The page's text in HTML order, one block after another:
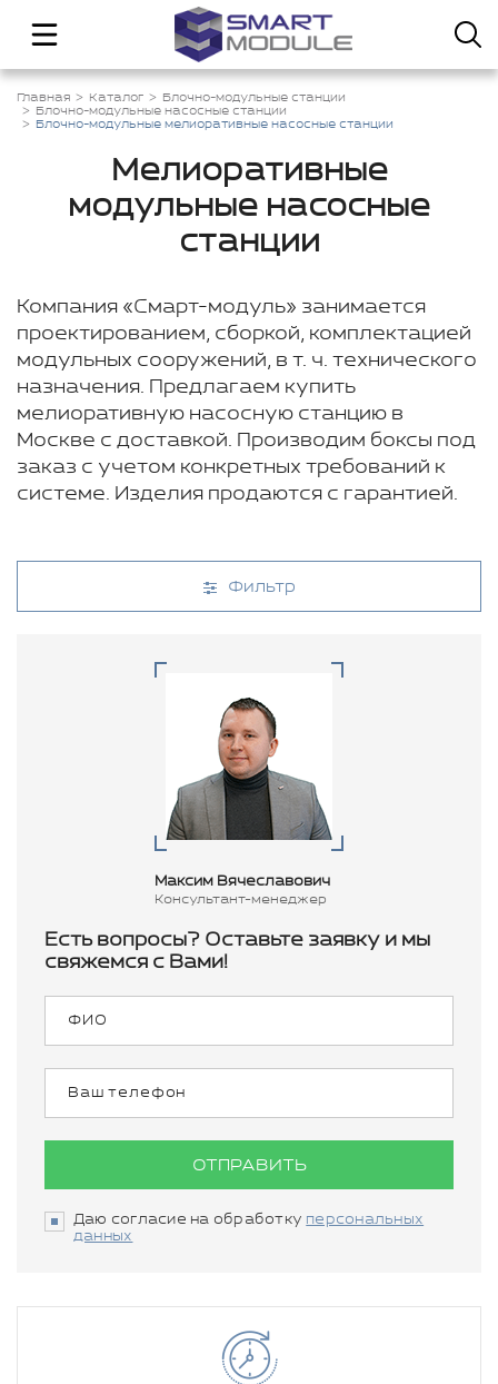
Главная Каталог
Блочно-модульные станции
Блочно-модульные насосные станции
Блочно-модульные мелиоративные насосные станции
Мелиоративные
модульные насосные
станции
Компания «Смарт-модуль» занимается
проектированием, сборкой, комплектацией
модульных сооружений, в т. ч. технического
назначения. Предлагаем купить
мелиоративную насосную станцию в
Москве с доставкой. Производим боксы под
заказ с учетом конкретных требований к
системе. Изделия продаются с гарантией.
Фильтр
Максим Вячеславович
Консультант-менеджер
Есть вопросы? Оставьте заявку и мы
свяжемся с Вами!
ОТПРАВИТЬ
Даю согласие на обработку персональных
данных